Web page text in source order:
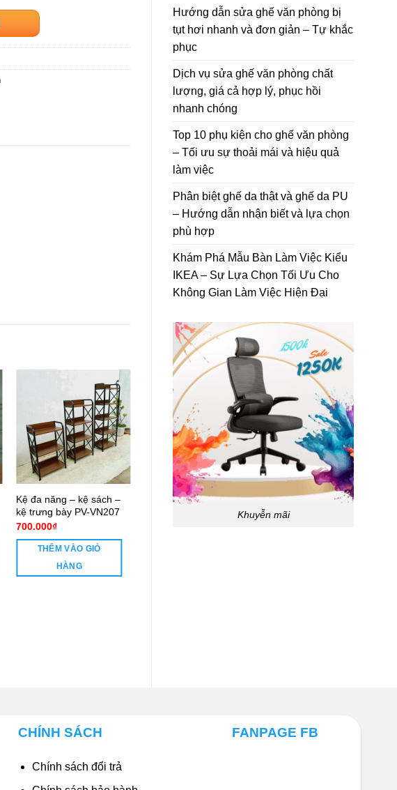
Hướng dẫn sửa ghế văn phòng bị
tụt hơi nhanh và đơn giản – Tự khắc
phục
Dịch vụ sửa ghế văn phòng chất
lượng, giá cả hợp lý, phục hồi
nhanh chóng
Top 10 phụ kiện cho ghế văn phòng
– Tối ưu sự thoải mái và hiệu quả
làm việc
Phân biệt ghế da thật và ghế da PU
– Hướng dẫn nhận biết và lựa chọn
phù hợp
Khám Phá Mẫu Bàn Làm Việc Kiểu
IKEA – Sự Lựa Chọn Tối Ưu Cho
Không Gian Làm Việc Hiện Đại
Khuyễn mãi
Kệ đa năng – kệ sách –
kệ trưng bày PV-VN207
700.000₫
THÊM VÀO GIỎ
HÀNG
Kệ trang trí – Vách ngăn
phòng khách VNPK1003
CHÍNH SÁCH
Chính sách đổi trả
FANPAGE FB